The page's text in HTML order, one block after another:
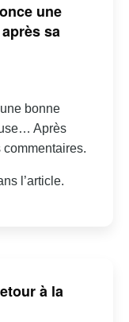
une
sa
bonne
Après
l’article.
à la